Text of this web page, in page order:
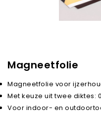
Magneetfolie
Magneetfolie voor
Met keuze uit twee diktes:
Voor indoor- en